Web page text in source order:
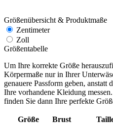
Größenübersicht & Produktmaße
Zentimeter
Zoll
Größentabelle
Um Ihre korrekte Größe
Körpermaße nur in Ihrer
genauere Passform geben,
Ihre vorhandene Kleidung
finden Sie dann Ihre perfekte
Größe Brust